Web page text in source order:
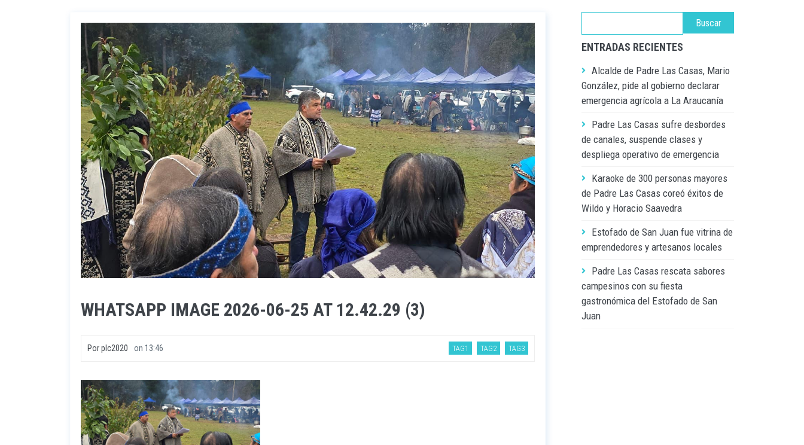
WHATSAPP IMAGE 2026-06-25 AT 12.42.29 (3)
Porplc2020 on 13:46 TAG1 TAG2 TAG3
ENTRADAS RECIENTES
Alcalde de Padre Las Casas, Mario
González, pide al gobierno declarar
emergencia agrícola a La Araucanía
Padre Las Casas sufre desbordes
de canales, suspende clases y
despliega operativo de emergencia
Karaoke de 300 personas mayores
de Padre Las Casas coreó éxitos de
Wildo y Horacio Saavedra
Estofado de San Juan fue vitrina de
emprendedores y artesanos locales
Padre Las Casas rescata sabores
campesinos con su fiesta
gastronómica del Estofado de San
Juan